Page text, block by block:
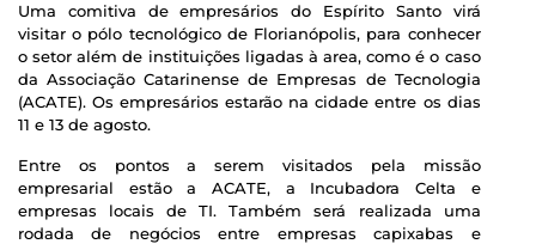
Uma comitiva de empresários do Espírito Santo virá
visitar o pólo tecnológico de Florianópolis, para conhecer
o setor além de instituições ligadas à area, como é o caso
da Associação Catarinense de Empresas de Tecnologia
(ACATE). Os empresários estarão na cidade entre os dias
11 e 13 de agosto.
Entre os pontos a serem visitados pela missão
empresarial estão a ACATE, a Incubadora Celta e
empresas locais de TI. Também será realizada uma
rodada de negócios entre empresas capixabas e